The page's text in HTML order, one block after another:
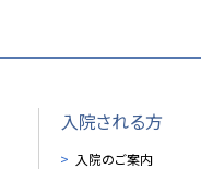
入院される方
入院のご案内